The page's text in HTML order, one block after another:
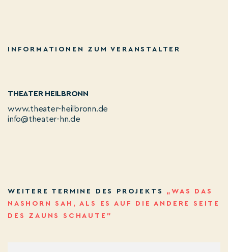
INFORMATIONEN ZUM VERANSTALTER
THEATER HEILBRONN
www.theater-heilbronn.de
info@theater-hn.de
WEITERE TERMINE DES PROJEKTS „WAS DAS
NASHORN SAH, ALS ES AUF DIE ANDERE SEITE
DES ZAUNS SCHAUTE”